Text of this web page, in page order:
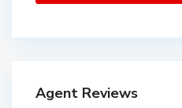
Agent Reviews